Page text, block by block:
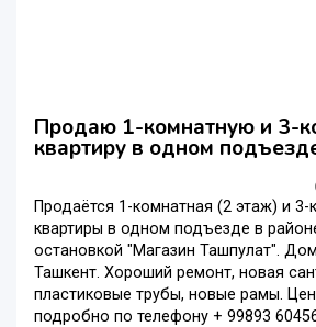
Продаю 1-комнатную и 3-
квартиру в одном
Продаётся 1-комнатная (2 этаж) и 3-
квартиры в одном подъезде в
остановкой "Магазин Ташпулат".
Ташкент. Хороший ремонт, новая
пластиковые трубы, новые рамы.
подробно по телефону + 99893